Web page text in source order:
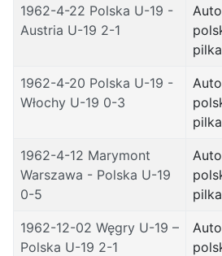
1962-4-22 Polska U-19 -
Austria U-19 2-1
pilka
1962-4-20 Polska U-19 -
Włochy U-19 0-3
pilka
1962-4-12 Marymont
Warszawa - Polska U-19
0-5
pilka
1962-12-02 Węgry U-19 –
Polska U-19 2-1